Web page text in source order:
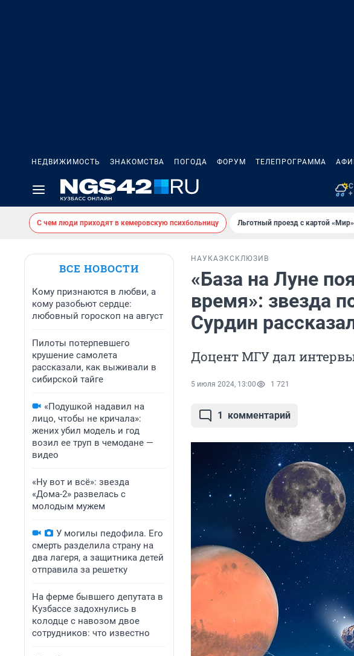
НЕДВИЖИМОСТЬ ЗНАКОМСТВА ПОГОДА ФОРУМ ТЕЛЕПРОГРАММА
С чем люди приходят в кемеровскую психбольницу Льготный проезд с картой «Мир»
ВСЕ НОВОСТИ
Кому признаются в любви, а
кому разобьют сердце:
любовный гороскоп на август
Пилоты потерпевшего
крушение самолета
рассказали, как выживали в
сибирской тайге
«Подушкой надавил на
лицо, чтобы не кричала»:
жених убил модель и год
возил ее труп в чемодане —
видео
«Ну вот и всё»: звезда
«Дома-2» развелась с
молодым мужем
У могилы педофила. Его
смерть разделила страну на
два лагеря, а защитника детей
отправила за решетку
На ферме бывшего депутата в
Кузбассе задохнулись в
колодце с навозом двое
сотрудников: что известно
НАУКАЭКСКЛЮЗИВ
«База на Луне
время»: звезда
Сурдин
Доцент МГУ дал
5 июля 2024, 13:00 1 721
1 комментарий